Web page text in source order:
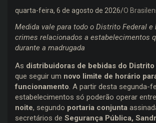
quarta-feira, 6 de agosto de 2026 O
Medida vale para todo o Distrito Federal e
crimes relacionados a estabelecimentos
durante a madrugada
As distribuidoras de bebidas do Distrito
que seguir um novo limite de horário
funcionamento. A partir desta segunda-
estabelecimentos só poderão operar entre
noite, segundo portaria conjunta
secretários de Segurança Pública,